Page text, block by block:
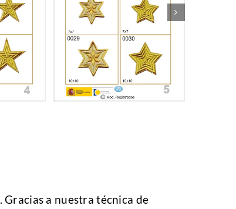
. Gracias a nuestra técnica de